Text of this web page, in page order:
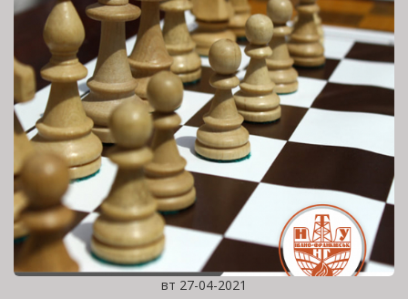
вт 27-04-2021